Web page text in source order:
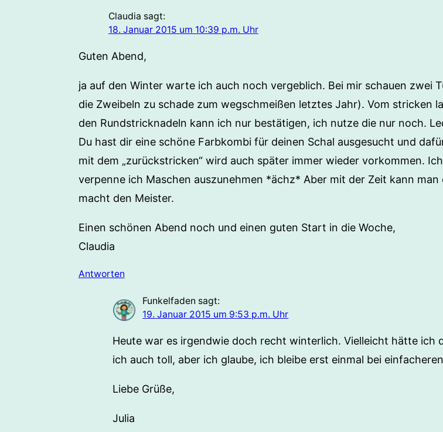
Claudia sagt:
18. Januar 2015 um 10:39 p.m. Uhr
Guten Abend,
ja auf den Winter warte ich auch noch vergeblich. Bei mir schauen zwei
die Zweibeln zu schade zum wegschmeißen letztes Jahr). Vom
den Rundstricknadeln kann ich nur bestätigen, ich nutze die nur noch.
Du hast dir eine schöne Farbkombi für deinen Schal ausgesucht und
mit dem „zurückstricken“ wird auch später immer wieder vorkommen.
verpenne ich Maschen auszunehmen *ächz* Aber mit der Zeit kann
macht den Meister.
Einen schönen Abend noch und einen guten Start in die Woche,
Claudia
Antworten
Funkelfaden sagt:
19. Januar 2015 um 9:53 p.m. Uhr
Heute war es irgendwie doch recht winterlich. Vielleicht hätte
ich auch toll, aber ich glaube, ich bleibe erst einmal bei
Liebe Grüße,
Julia